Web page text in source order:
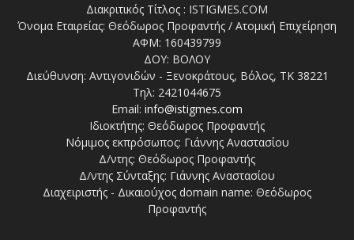
Διακριτικός Τίτλος : ISTIGMES.COM
Όνομα Εταιρείας: Θεόδωρος Προφαντής / Ατομική Επιχείρηση
ΑΦΜ: 160439799
ΔΟΥ: ΒΟΛΟΥ
Διεύθυνση: Αντιγονιδών - Ξενοκράτους, Βόλος, ΤΚ 38221
Τηλ: 2421044675
Email: info@istigmes.com
Ιδιοκτήτης: Θεόδωρος Προφαντής
Νόμιμος εκπρόσωπος: Γιάννης Αναστασίου
Δ/ντης: Θεόδωρος Προφαντής
Δ/ντης Σύνταξης: Γιάννης Αναστασίου
Διαχειριστής - Δικαιούχος domain name: Θεόδωρος
Προφαντής